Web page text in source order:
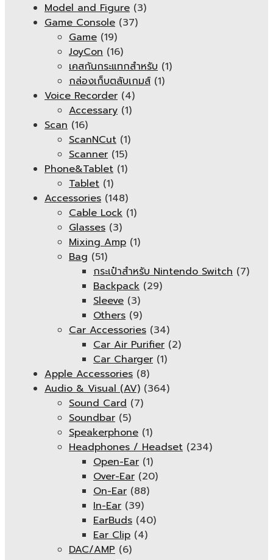
Model and Figure (3)
Game Console (37)
Game (19)
JoyCon (16)
เคสกันกระแทกสำหรับ (1)
กล่องเก็บตลับเกมส์ (1)
Voice Recorder (4)
Accessary (1)
Scan (16)
ScanNCut (1)
Scanner (15)
Phone&Tablet (1)
Tablet (1)
Accessories (148)
Cable Lock (1)
Glasses (3)
Mixing Amp (1)
Bag (51)
กระเป๋าสำหรับ Nintendo Switch (7)
Backpack (29)
Sleeve (3)
Others (9)
Car Accessories (34)
Car Air Purifier (2)
Car Charger (1)
Apple Accessories (8)
Audio & Visual (AV) (364)
Sound Card (7)
Soundbar (5)
Speakerphone (1)
Headphones / Headset (234)
Open-Ear (1)
Over-Ear (20)
On-Ear (88)
In-Ear (39)
EarBuds (40)
Ear Clip (4)
DAC/AMP (6)